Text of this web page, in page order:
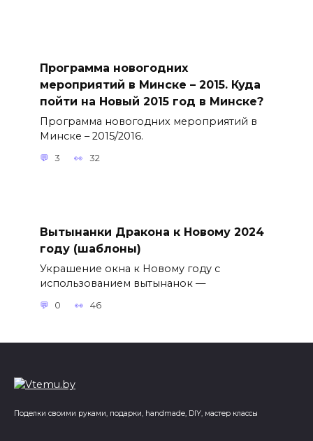
Программа новогодних
мероприятий в Минске – 2015. Куда
пойти на Новый 2015 год в Минске?
Программа новогодних мероприятий в
Минске – 2015/2016.
3 32
Вытынанки Дракона к Новому 2024
году (шаблоны)
Украшение окна к Новому году с
использованием вытынанок —
0 46
Поделки своими руками, подарки, handmade, DIY, мастер классы